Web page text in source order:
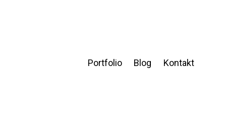
Portfolio Blog Kontakt